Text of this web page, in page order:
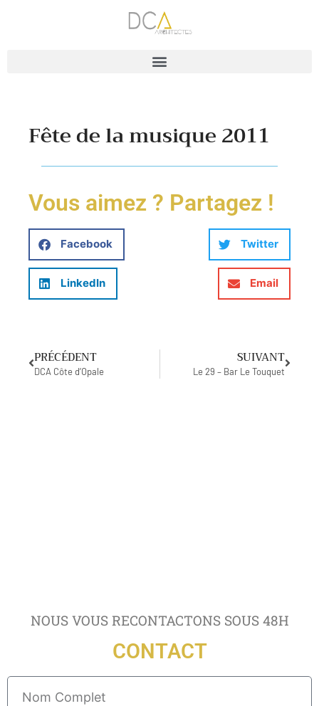
Fête de la musique 2011
Vous aimez ? Partagez !
Facebook Twitter
LinkedIn Email
PRÉCÉDENT
DCA Côte d’Opale
SUIVANT
Le 29 – Bar Le Touquet
NOUS VOUS RECONTACTONS SOUS 48H
CONTACT